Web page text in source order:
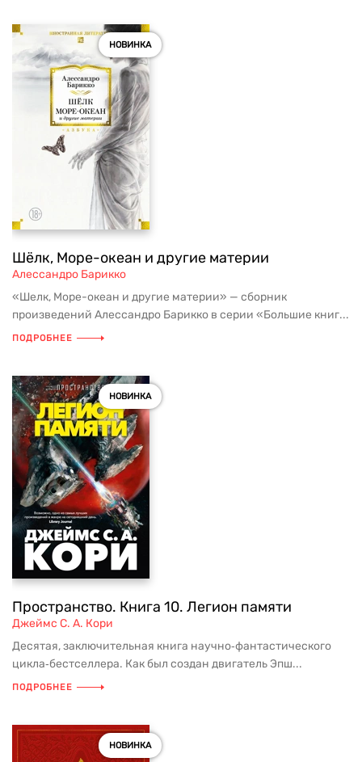
НОВИНКА
Шёлк, Море-океан и другие материи
Алессандро Барикко
«Шелк, Море-океан и другие материи» — сборник
произведений Алессандро Барикко в серии «Большие книг...
ПОДРОБНЕЕ
НОВИНКА
Пространство. Книга 10. Легион памяти
Джеймс С. А. Кори
Десятая, заключительная книга научно‑фантастического
цикла‑бестселлера. Как был создан двигатель Эпш...
ПОДРОБНЕЕ
НОВИНКА